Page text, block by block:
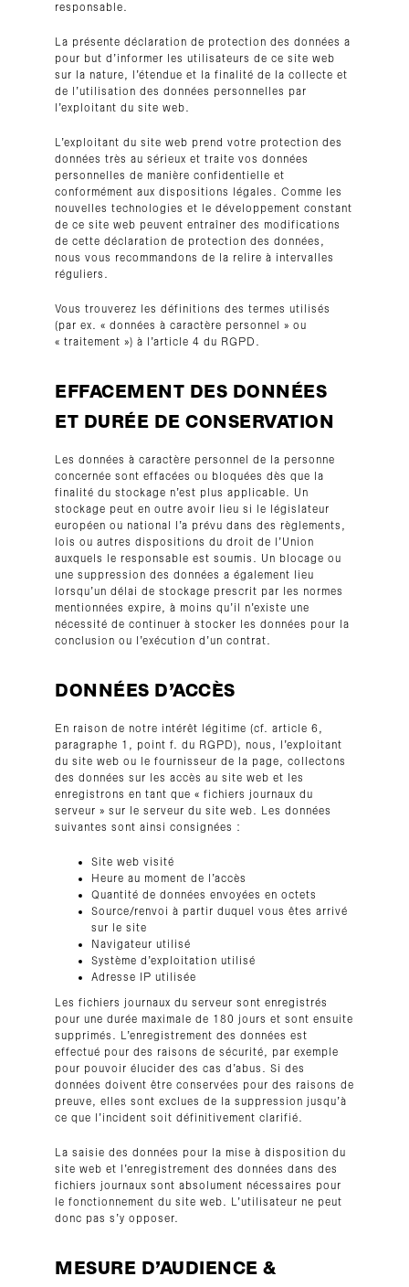
responsable.
La présente déclaration de protection des données a
pour but d’informer les utilisateurs de ce site web
sur la nature, l’étendue et la finalité de la collecte et
de l’utilisation des données personnelles par
l’exploitant du site web.
L’exploitant du site web prend votre protection des
données très au sérieux et traite vos données
personnelles de manière confidentielle et
conformément aux dispositions légales. Comme les
nouvelles technologies et le développement constant
de ce site web peuvent entraîner des modifications
de cette déclaration de protection des données,
nous vous recommandons de la relire à intervalles
réguliers.
Vous trouverez les définitions des termes utilisés
(par ex. « données à caractère personnel » ou
« traitement ») à l’article 4 du RGPD.
EFFACEMENT DES DONNÉES
ET DURÉE DE CONSERVATION
Les données à caractère personnel de la personne
concernée sont effacées ou bloquées dès que la
finalité du stockage n’est plus applicable. Un
stockage peut en outre avoir lieu si le législateur
européen ou national l’a prévu dans des règlements,
lois ou autres dispositions du droit de l’Union
auxquels le responsable est soumis. Un blocage ou
une suppression des données a également lieu
lorsqu’un délai de stockage prescrit par les normes
mentionnées expire, à moins qu’il n’existe une
nécessité de continuer à stocker les données pour la
conclusion ou l’exécution d’un contrat.
DONNÉES D’ACCÈS
En raison de notre intérêt légitime (cf. article 6,
paragraphe 1, point f. du RGPD), nous, l’exploitant
du site web ou le fournisseur de la page, collectons
des données sur les accès au site web et les
enregistrons en tant que « fichiers journaux du
serveur » sur le serveur du site web. Les données
suivantes sont ainsi consignées :
Site web visité
Heure au moment de l’accès
Quantité de données envoyées en octets
Source/renvoi à partir duquel vous êtes arrivé
sur le site
Navigateur utilisé
Système d’exploitation utilisé
Adresse IP utilisée
Les fichiers journaux du serveur sont enregistrés
pour une durée maximale de 180 jours et sont ensuite
supprimés. L’enregistrement des données est
effectué pour des raisons de sécurité, par exemple
pour pouvoir élucider des cas d’abus. Si des
données doivent être conservées pour des raisons de
preuve, elles sont exclues de la suppression jusqu’à
ce que l’incident soit définitivement clarifié.
La saisie des données pour la mise à disposition du
site web et l’enregistrement des données dans des
fichiers journaux sont absolument nécessaires pour
le fonctionnement du site web. L’utilisateur ne peut
donc pas s’y opposer.
MESURE D’AUDIENCE &